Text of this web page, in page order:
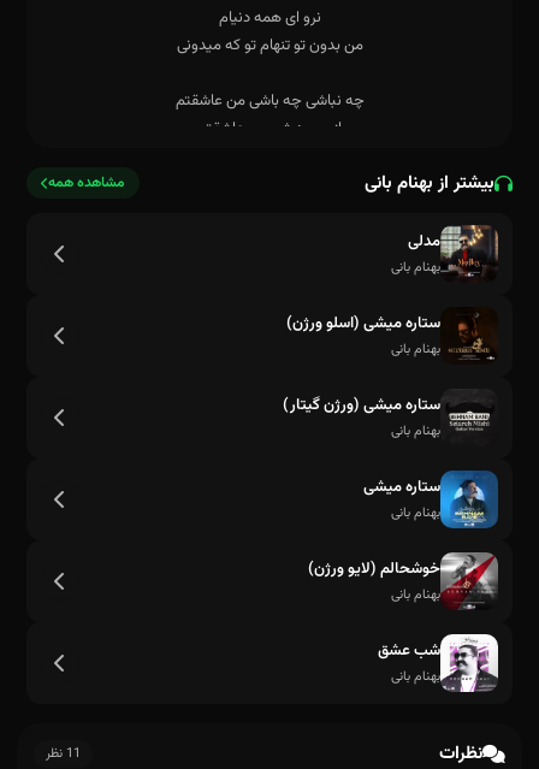
بیشتر از بهنام بانی مشاهده همه
مدلی
بهنام بانی
ستاره میشی (اسلو ورژن)
بهنام بانی
ستاره میشی (ورژن گیتار)
بهنام بانی
ستاره میشی
بهنام بانی
خوشحالم (لایو ورژن)
بهنام بانی
شب عشق
بهنام بانی
نظرات 11 نظر